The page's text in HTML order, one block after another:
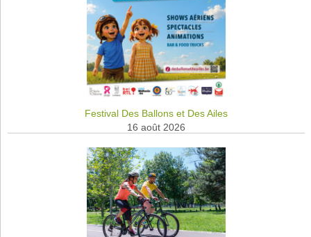
Festival Des Ballons et Des Ailes
16 août 2026